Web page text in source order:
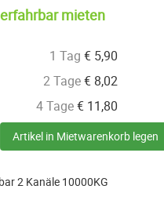
mieten
1 Tag € 5,90
2 Tage€ 8,02
4 Tage€ 11,80
Artikel in Mietwarenkorb legen
2 Kanäle 10000KG